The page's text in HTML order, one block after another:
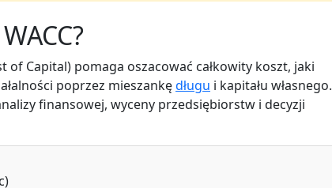
of Capital) pomaga oszacować całkowity koszt, jaki
poprzez mieszankędługu i kapitału własnego.
finansowej, wyceny przedsiębiorstw i decyzji